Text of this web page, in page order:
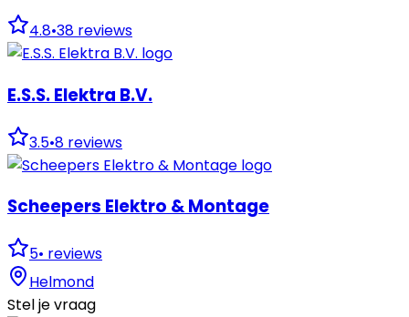
4.8•38 reviews
E.S.S. Elektra B.V.
3.5•8 reviews
Scheepers Elektro & Montage
5• reviews
Helmond
Stel je vraag